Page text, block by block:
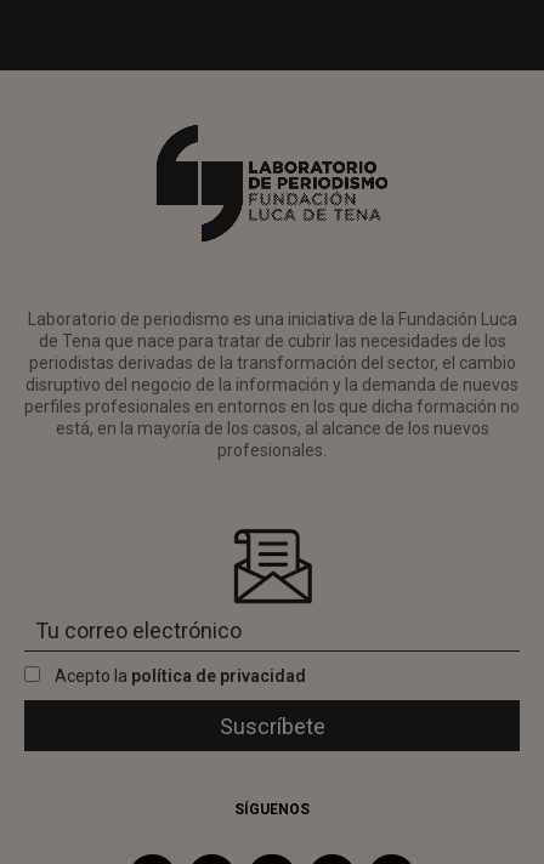
Laboratorio de periodismo es una iniciativa de la Fundación Luca
de Tena que nace para tratar de cubrir las necesidades de los
periodistas derivadas de la transformación del sector, el cambio
disruptivo del negocio de la información y la demanda de nuevos
perfiles profesionales en entornos en los que dicha formación no
está, en la mayoría de los casos, al alcance de los nuevos
profesionales.
Acepto la política de privacidad
SÍGUENOS